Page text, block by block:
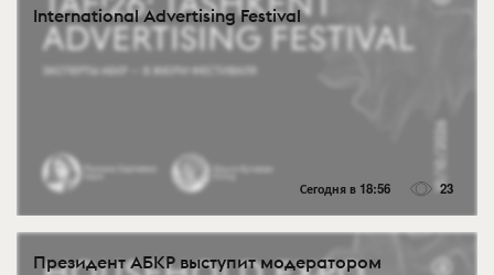
International Advertising Festival
Сегодня в 18:56 23
Президент АБКР выступит модератором